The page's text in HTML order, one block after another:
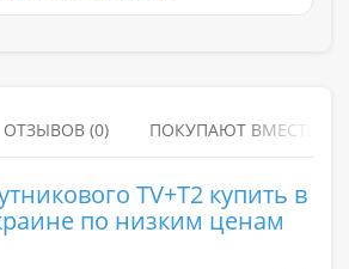
ОТЗЫВОВ (0) ПОКУПАЮТ ВМЕСТЕ
TV+T2 купить в
по низким ценам